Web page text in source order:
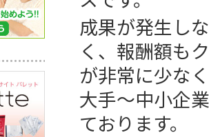
成果が発生し
く、報酬額も
が非常に少な
大手～中小企
ております。